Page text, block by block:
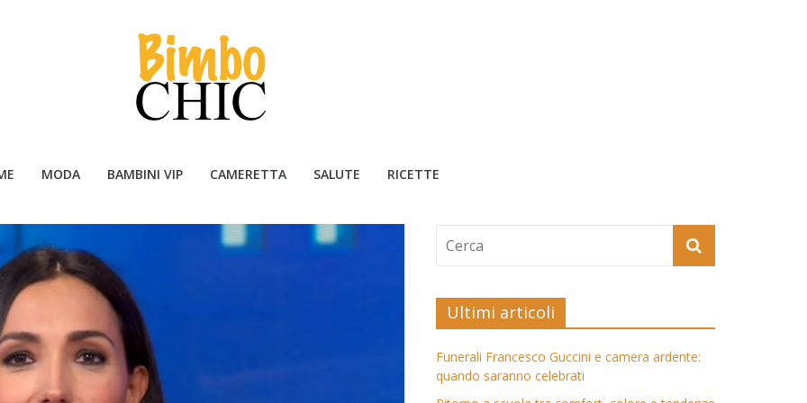
MODA BAMBINI VIP CAMERETTA SALUTE RICETTE
Ultimi articoli
Funerali Francesco Guccini e camera ardente:
quando saranno celebrati